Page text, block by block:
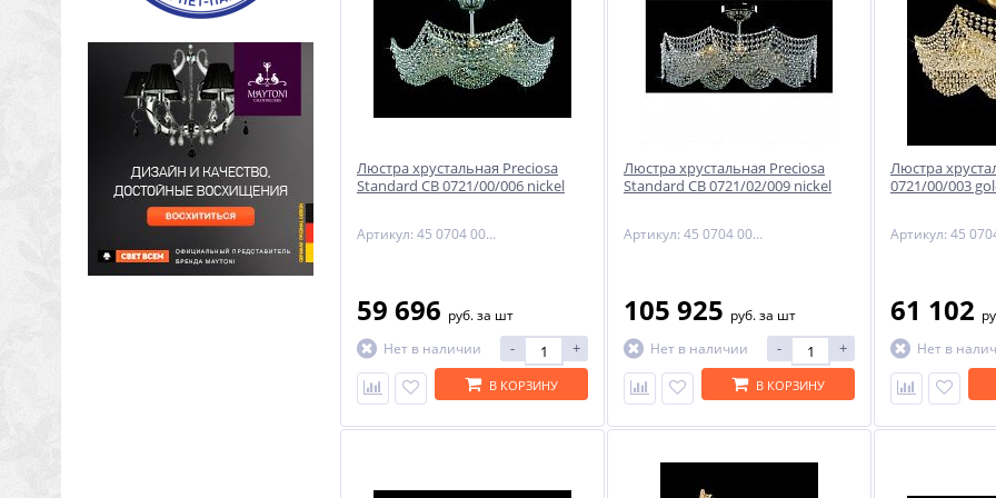
Люстра хрустальная Preciosa
Standard CB 0721/00/006 nickel
Артикул: 45 0704 006 04 00 07 35
59 696 руб.за шт
Нет в наличии
- +
В КОРЗИНУ
Люстра хрустальная Preciosa
Standard CB 0721/02/009 nickel
Артикул: 45 0704 009 04 00 06 35
105 925 руб.за шт
Нет в наличии
- +
В КОРЗИНУ
Люстра
0721/00/003
61 102
Нет в